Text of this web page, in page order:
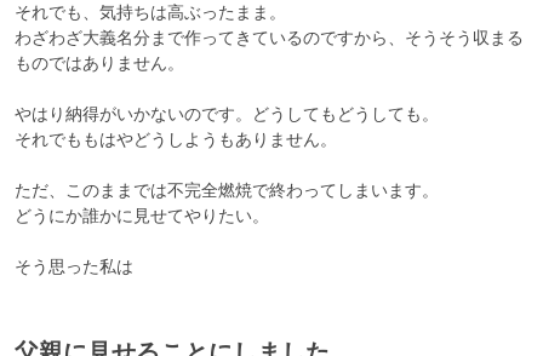
それでも、気持ちは高ぶったまま。
わざわざ大義名分まで作ってきているのですから、そうそう収まる
ものではありません。
やはり納得がいかないのです。どうしてもどうしても。
それでももはやどうしようもありません。
ただ、このままでは不完全燃焼で終わってしまいます。
どうにか誰かに見せてやりたい。
そう思った私は